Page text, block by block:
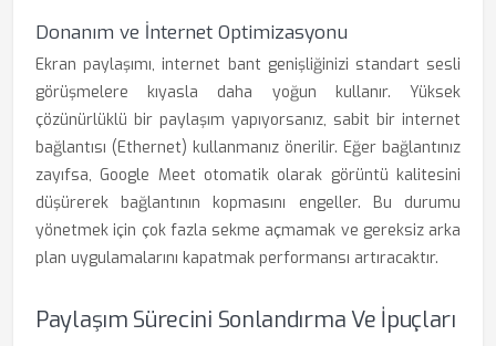
Donanım ve İnternet Optimizasyonu
Ekran paylaşımı, internet bant genişliğinizi standart sesli
görüşmelere kıyasla daha yoğun kullanır. Yüksek
çözünürlüklü bir paylaşım yapıyorsanız, sabit bir internet
bağlantısı (Ethernet) kullanmanız önerilir. Eğer bağlantınız
zayıfsa, Google Meet otomatik olarak görüntü kalitesini
düşürerek bağlantının kopmasını engeller. Bu durumu
yönetmek için çok fazla sekme açmamak ve gereksiz arka
plan uygulamalarını kapatmak performansı artıracaktır.
Paylaşım Sürecini Sonlandırma Ve İpuçları